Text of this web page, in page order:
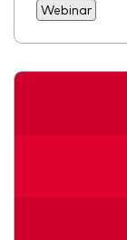
Webinar